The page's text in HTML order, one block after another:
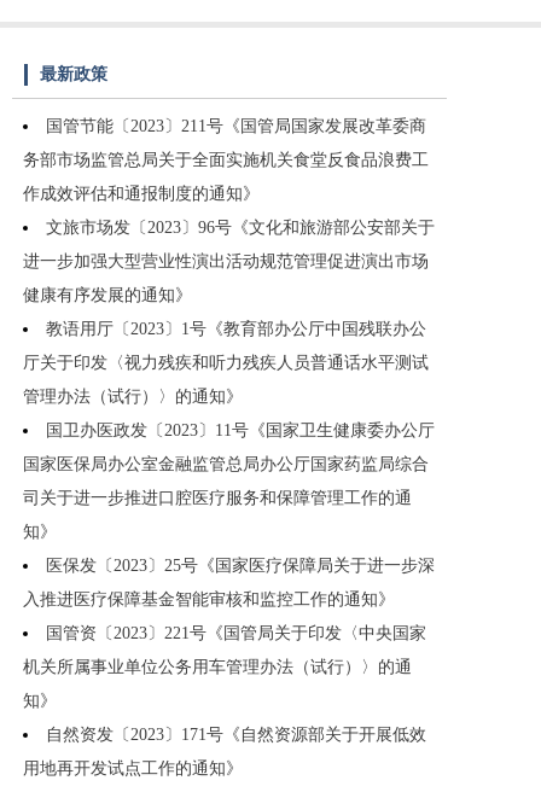
最新政策
国管节能〔2023〕211号《国管局国家发展改革委商
务部市场监管总局关于全面实施机关食堂反食品浪费工
作成效评估和通报制度的通知》
文旅市场发〔2023〕96号《文化和旅游部公安部关于
进一步加强大型营业性演出活动规范管理促进演出市场
健康有序发展的通知》
教语用厅〔2023〕1号《教育部办公厅中国残联办公
厅关于印发〈视力残疾和听力残疾人员普通话水平测试
管理办法（试行）〉的通知》
国卫办医政发〔2023〕11号《国家卫生健康委办公厅
国家医保局办公室金融监管总局办公厅国家药监局综合
司关于进一步推进口腔医疗服务和保障管理工作的通
知》
医保发〔2023〕25号《国家医疗保障局关于进一步深
入推进医疗保障基金智能审核和监控工作的通知》
国管资〔2023〕221号《国管局关于印发〈中央国家
机关所属事业单位公务用车管理办法（试行）〉的通
知》
自然资发〔2023〕171号《自然资源部关于开展低效
用地再开发试点工作的通知》